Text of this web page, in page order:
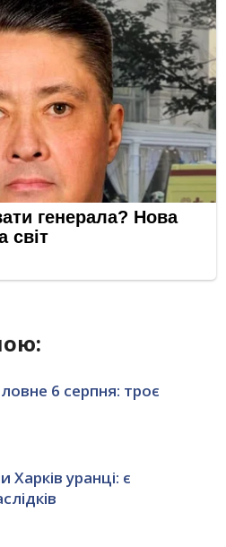
6 серпня: троє
Харків уранці: є